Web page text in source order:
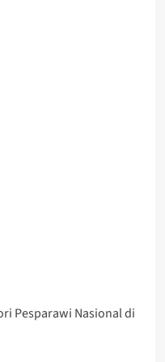
Pesparawi Nasional di